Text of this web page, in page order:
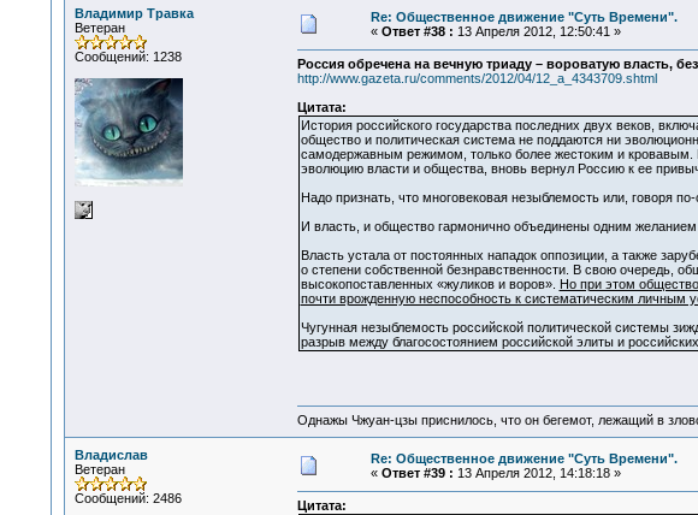
Владимир Травка
Ветеран
Сообщений: 1238
Re: Общественное движение "Суть Времени".
« Ответ #38 : 13 Апреля 2012, 12:50:41 »
Россия обречена на вечную триаду – вороватую власть,
http://www.gazeta.ru/comments/2012/04/12_a_4343709.shtml
Цитата:
История российского государства последних двух веков,
общество и политическая система не поддаются ни
самодержавным режимом, только более жестоким и кровавым.
эволюцию власти и общества, вновь вернул Россию к ее
Надо признать, что многовековая незыблемость или, говоря
И власть, и общество гармонично объединены одним желанием
Власть устала от постоянных нападок оппозиции, а также
о степени собственной безнравственности. В свою очередь,
высокопоставленных «жуликов и воров».
Но при этом
почти врожденную неспособность к систематическим
Чугунная незыблемость российской политической системы
разрыв между благосостоянием российской элиты и
Однажы Чжуан-цзы приснилось, что он бегемот, лежащий в
Владислав
Ветеран
Сообщений: 2486
Re: Общественное движение "Суть Времени".
« Ответ #39 : 13 Апреля 2012, 14:18:18 »
Цитата: